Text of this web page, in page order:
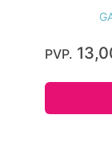
PVP.